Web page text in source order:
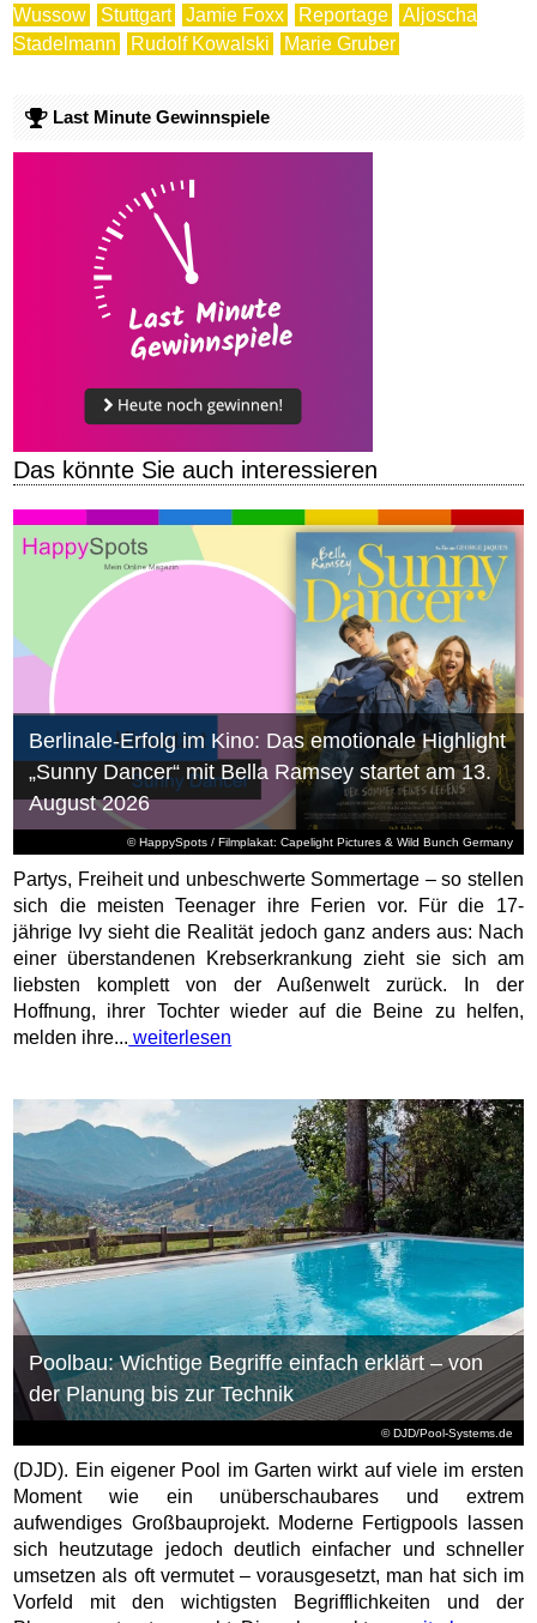
Wussow
Stuttgart Jamie Foxx Reportage
Aljoscha
Stadelmann
Rudolf Kowalski Marie Gruber
Last Minute Gewinnspiele
Das könnte Sie auch interessieren
© HappySpots / Filmplakat: Capelight Pictures & Wild Bunch Germany
Berlinale-Erfolg im Kino: Das emotionale Highlight
„Sunny Dancer“ mit Bella Ramsey startet am 13.
August 2026
Partys, Freiheit und unbeschwerte Sommertage – so stellen
sich die meisten Teenager ihre Ferien vor. Für die 17-
jährige Ivy sieht die Realität jedoch ganz anders aus: Nach
einer überstandenen Krebserkrankung zieht sie sich am
liebsten komplett von der Außenwelt zurück. In der
Hoffnung, ihrer Tochter wieder auf die Beine zu helfen,
melden ihre... weiterlesen
© DJD/Pool-Systems.de
Poolbau: Wichtige Begriffe einfach erklärt – von
der Planung bis zur Technik
(DJD). Ein eigener Pool im Garten wirkt auf viele im ersten
Moment wie ein unüberschaubares und extrem
aufwendiges Großbauprojekt. Moderne Fertigpools lassen
sich heutzutage jedoch deutlich einfacher und schneller
umsetzen als oft vermutet – vorausgesetzt, man hat sich im
Vorfeld mit den wichtigsten Begrifflichkeiten und der